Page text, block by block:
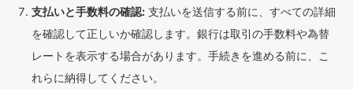
支払いと手数料の確認: 支払いを送信する前に、すべての詳細
を確認して正しいか確認します。銀行は取引の手数料や為替
レートを表示する場合があります。手続きを進める前に、こ
れらに納得してください。